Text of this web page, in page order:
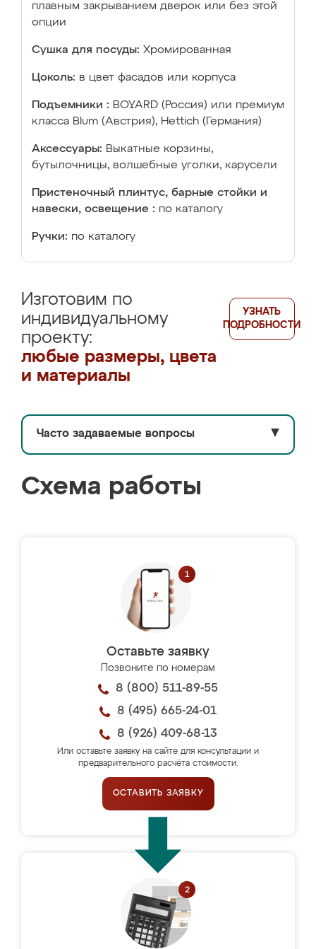
плавным закрыванием дверок или без этой
опции
Сушка для посуды: Хромированная
Цоколь: в цвет фасадов или корпуса
Подъемники : BOYARD (Россия) или премиум
класса Blum (Австрия), Hettich (Германия)
Аксессуары: Выкатные корзины,
бутылочницы, волшебные уголки, карусели
Пристеночный плинтус, барные стойки и
навески, освещение : по каталогу
Ручки: по каталогу
Изготовим по
индивидуальному
проекту:
любые размеры, цвета
и материалы
УЗНАТЬ
ПОДРОБНОСТИ
Часто задаваемые вопросы ▼
Схема работы
Оставьте заявку
Позвоните по номерам
8 (800) 511-89-55
8 (495) 665-24-01
8 (926) 409-68-13
Или оставьте заявку на сайте для консультации и
предварительного расчёта стоимости.
ОСТАВИТЬ ЗАЯВКУ